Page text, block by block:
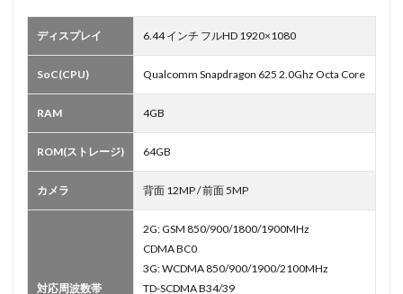
ディスプレイ 6.44 インチ フルHD 1920×1080
SoC(CPU) Qualcomm Snapdragon 625 2.0Ghz Octa Core
RAM 4GB
ROM(ストレージ) 64GB
カメラ 背面 12MP / 前面 5MP
対応周波数帯
2G: GSM 850/900/1800/1900MHz
CDMA BC0
3G: WCDMA 850/900/1900/2100MHz
TD-SCDMA B34/39